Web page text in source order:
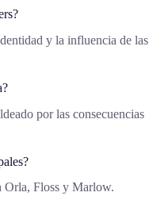
y la influencia de las
por las consecuencias
Orla, Floss y Marlow.